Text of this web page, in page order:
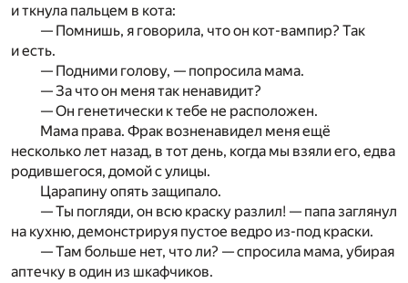
и ткнула пальцем в кота:
— Помнишь, я говорила, что он кот-вампир? Так
и есть.
— Подними голову, — попросила мама.
— За что он меня так ненавидит?
— Он генетически к тебе не расположен.
Мама права. Фрак возненавидел меня ещё
несколько лет назад, в тот день, когда мы взяли его, едва
родившегося, домой с улицы.
Царапину опять защипало.
— Ты погляди, он всю краску разлил! — папа заглянул
на кухню, демонстрируя пустое ведро из-под краски.
— Там больше нет, что ли? — спросила мама, убирая
аптечку в один из шкафчиков.